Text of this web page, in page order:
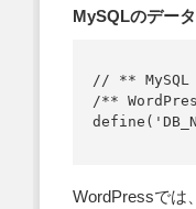
MySQLのデー
// ** MySQL
/**
WordPressでは